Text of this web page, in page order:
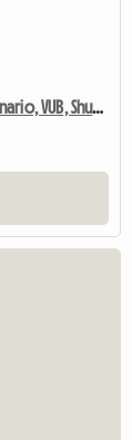
Habitación grande bien situada, junto al Cincuentenario, VUB, Shuman